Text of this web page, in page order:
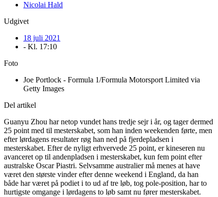
Nicolai Hald
Udgivet
18 juli 2021
- Kl. 17:10
Foto
Joe Portlock - Formula 1/Formula Motorsport Limited via
Getty Images
Del artikel
Guanyu Zhou har netop vundet hans tredje sejr i år, og tager dermed
25 point med til mesterskabet, som han inden weekenden førte, men
efter lørdagens resultater røg han ned på fjerdepladsen i
mesterskabet. Efter de nyligt erhvervede 25 point, er kineseren nu
avanceret op til andenpladsen i mesterskabet, kun fem point efter
australske Oscar Piastri. Selvsamme australier må menes at have
været den største vinder efter denne weekend i England, da han
både har været på podiet i to ud af tre løb, tog pole-position, har to
hurtigste omgange i lørdagens to løb samt nu fører mesterskabet.